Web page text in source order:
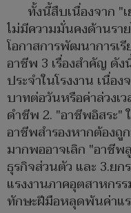
ทั้งนี้สืบเนื่องจาก "
ไม่มีความมั่นคงด้านรา
โอกาสการพัฒนาการเ
อาชีพ 3 เรื่องสำคัญ ดัง
ประจำในโรงงาน เนื่อ
บาทต่อวันหรือค่าล่วงเ
ดำชีพ 2. "อาชีพอิสระ"
อาชีพสำรองหากต้องถู
มากพออาจเลิก "อาชีพ
ธุรกิจส่วนตัว และ 3.ย
แรงงานภาคอุตสาหกร
ทักษะฝีมือหลุดพ้นค่าแ